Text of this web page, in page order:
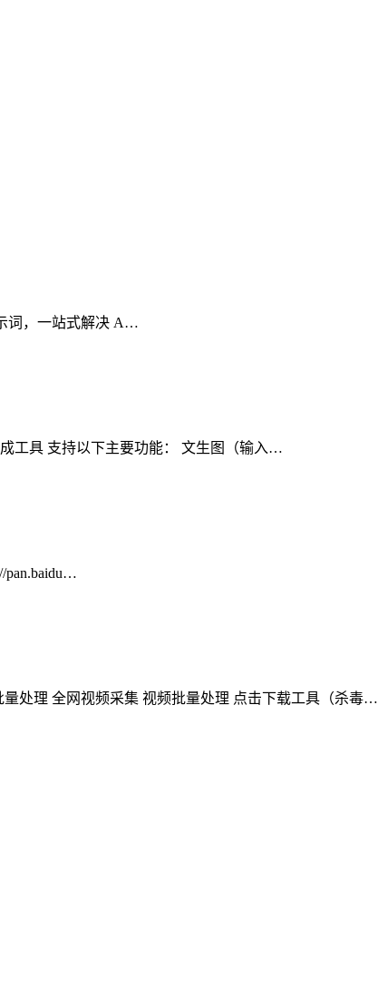
词，一站式解决 A…
工具 支持以下主要功能： 文生图（输入…
pan.baidu…
处理 全网视频采集 视频批量处理 点击下载工具（杀毒…